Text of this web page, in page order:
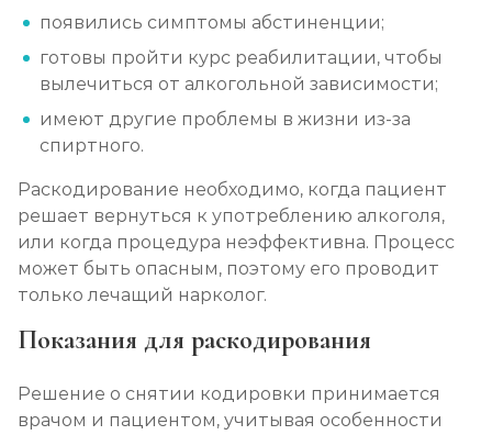
Лечение алкоголизма в стационаре (сутки)
Записаться
Лечение винного алкоголизма
от 2 500 ₽
от 3 200 ₽ Записаться
появились симптомы абстиненции;
готовы пройти курс реабилитации, чтобы
вылечиться от алкогольной зависимости;
имеют другие проблемы в жизни из-за
спиртного.
Раскодирование необходимо, когда пациент
решает вернуться к употреблению алкоголя,
или когда процедура неэффективна. Процесс
может быть опасным, поэтому его проводит
только лечащий нарколог.
Показания для раскодирования
Решение о снятии кодировки принимается
врачом и пациентом, учитывая особенности